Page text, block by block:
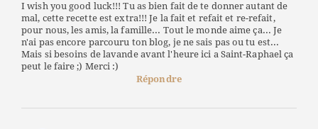
I wish you good luck!!! Tu as bien fait de te donner autant de
mal, cette recette est extra!!! Je la fait et refait et re-refait,
pour nous, les amis, la famille... Tout le monde aime ça... Je
n'ai pas encore parcouru ton blog, je ne sais pas ou tu est...
Mais si besoins de lavande avant l'heure ici a Saint-Raphael ça
peut le faire ;) Merci :)
Répondre